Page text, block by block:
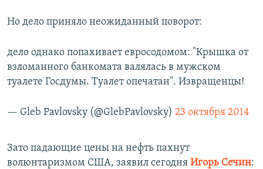
Но дело приняло неожиданный поворот:
дело однако попахивает евросодомом: "Крышка от
взломанного банкомата валялась в мужском
туалете Госдумы. Туалет опечатан". Извращенцы!
— Gleb Pavlovsky (@GlebPavlovsky) 23 октября 2014
Зато падающие цены на нефть пахнут
волюнтаризмом США, заявил сегодня Игорь Сечин: